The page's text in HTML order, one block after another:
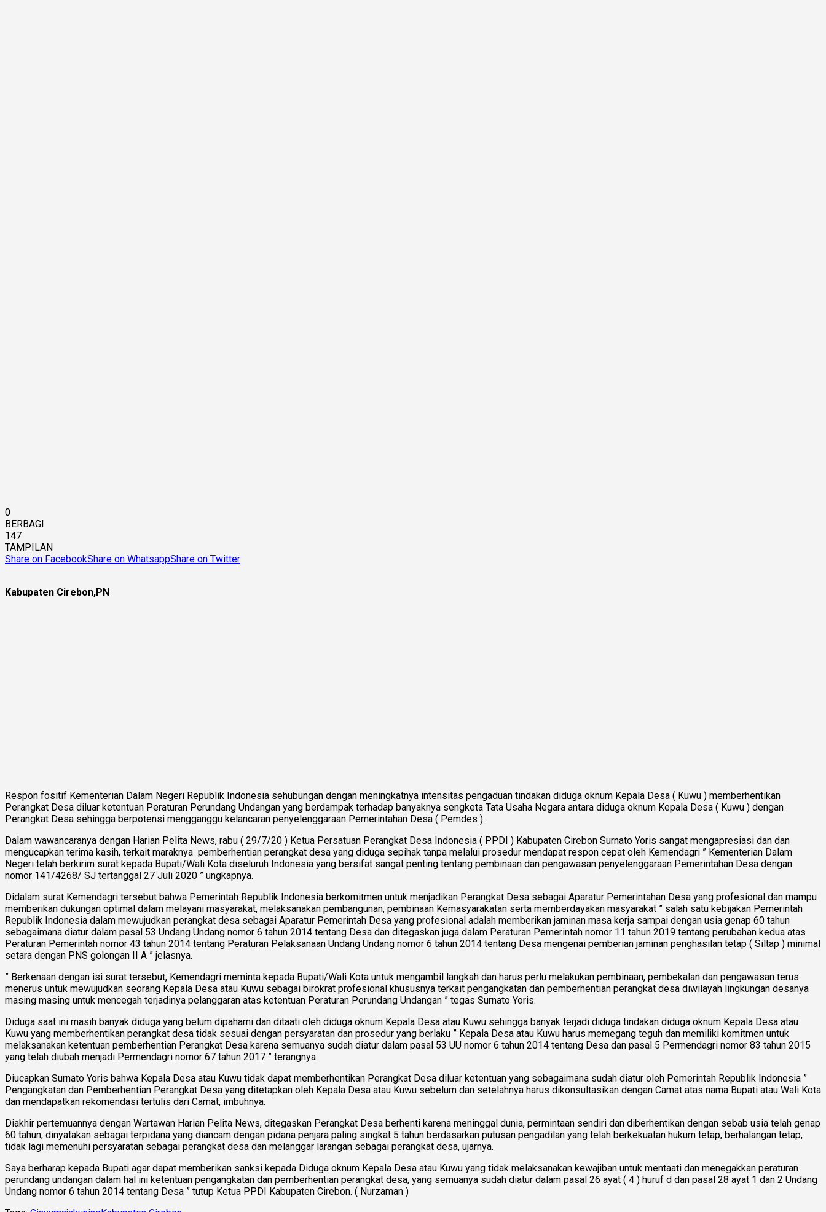
0
BERBAGI
147
TAMPILAN
Share on FacebookShare on WhatsappShare on Twitter
Kabupaten Cirebon,PN
Respon fositif Kementerian Dalam Negeri Republik Indonesia sehubungan dengan meningkatnya intensitas pengaduan tindakan diduga oknum Kepala Desa ( Kuwu ) memberhentikan
Perangkat Desa diluar ketentuan Peraturan Perundang Undangan yang berdampak terhadap banyaknya sengketa Tata Usaha Negara antara diduga oknum Kepala Desa ( Kuwu ) dengan
Perangkat Desa sehingga berpotensi mengganggu kelancaran penyelenggaraan Pemerintahan Desa ( Pemdes ).
Dalam wawancaranya dengan Harian Pelita News, rabu ( 29/7/20 ) Ketua Persatuan Perangkat Desa Indonesia ( PPDI ) Kabupaten Cirebon Surnato Yoris sangat mengapresiasi dan dan
mengucapkan terima kasih, terkait maraknya pemberhentian perangkat desa yang diduga sepihak tanpa melalui prosedur mendapat respon cepat oleh Kemendagri ” Kementerian Dalam
Negeri telah berkirim surat kepada Bupati/Wali Kota diseluruh Indonesia yang bersifat sangat penting tentang pembinaan dan pengawasan penyelenggaraan Pemerintahan Desa dengan
nomor 141/4268/ SJ tertanggal 27 Juli 2020 ” ungkapnya.
Didalam surat Kemendagri tersebut bahwa Pemerintah Republik Indonesia berkomitmen untuk menjadikan Perangkat Desa sebagai Aparatur Pemerintahan Desa yang profesional dan mampu
memberikan dukungan optimal dalam melayani masyarakat, melaksanakan pembangunan, pembinaan Kemasyarakatan serta memberdayakan masyarakat ” salah satu kebijakan Pemerintah
Republik Indonesia dalam mewujudkan perangkat desa sebagai Aparatur Pemerintah Desa yang profesional adalah memberikan jaminan masa kerja sampai dengan usia genap 60 tahun
sebagaimana diatur dalam pasal 53 Undang Undang nomor 6 tahun 2014 tentang Desa dan ditegaskan juga dalam Peraturan Pemerintah nomor 11 tahun 2019 tentang perubahan kedua atas
Peraturan Pemerintah nomor 43 tahun 2014 tentang Peraturan Pelaksanaan Undang Undang nomor 6 tahun 2014 tentang Desa mengenai pemberian jaminan penghasilan tetap ( Siltap ) minimal
setara dengan PNS golongan II A ” jelasnya.
” Berkenaan dengan isi surat tersebut, Kemendagri meminta kepada Bupati/Wali Kota untuk mengambil langkah dan harus perlu melakukan pembinaan, pembekalan dan pengawasan terus
menerus untuk mewujudkan seorang Kepala Desa atau Kuwu sebagai birokrat profesional khususnya terkait pengangkatan dan pemberhentian perangkat desa diwilayah lingkungan desanya
masing masing untuk mencegah terjadinya pelanggaran atas ketentuan Peraturan Perundang Undangan ” tegas Surnato Yoris.
Diduga saat ini masih banyak diduga yang belum dipahami dan ditaati oleh diduga oknum Kepala Desa atau Kuwu sehingga banyak terjadi diduga tindakan diduga oknum Kepala Desa atau
Kuwu yang memberhentikan perangkat desa tidak sesuai dengan persyaratan dan prosedur yang berlaku ” Kepala Desa atau Kuwu harus memegang teguh dan memiliki komitmen untuk
melaksanakan ketentuan pemberhentian Perangkat Desa karena semuanya sudah diatur dalam pasal 53 UU nomor 6 tahun 2014 tentang Desa dan pasal 5 Permendagri nomor 83 tahun 2015
yang telah diubah menjadi Permendagri nomor 67 tahun 2017 ” terangnya.
Diucapkan Surnato Yoris bahwa Kepala Desa atau Kuwu tidak dapat memberhentikan Perangkat Desa diluar ketentuan yang sebagaimana sudah diatur oleh Pemerintah Republik Indonesia ”
Pengangkatan dan Pemberhentian Perangkat Desa yang ditetapkan oleh Kepala Desa atau Kuwu sebelum dan setelahnya harus dikonsultasikan dengan Camat atas nama Bupati atau Wali Kota
dan mendapatkan rekomendasi tertulis dari Camat, imbuhnya.
Diakhir pertemuannya dengan Wartawan Harian Pelita News, ditegaskan Perangkat Desa berhenti karena meninggal dunia, permintaan sendiri dan diberhentikan dengan sebab usia telah genap
60 tahun, dinyatakan sebagai terpidana yang diancam dengan pidana penjara paling singkat 5 tahun berdasarkan putusan pengadilan yang telah berkekuatan hukum tetap, berhalangan tetap,
tidak lagi memenuhi persyaratan sebagai perangkat desa dan melanggar larangan sebagai perangkat desa, ujarnya.
Saya berharap kepada Bupati agar dapat memberikan sanksi kepada Diduga oknum Kepala Desa atau Kuwu yang tidak melaksanakan kewajiban untuk mentaati dan menegakkan peraturan
perundang undangan dalam hal ini ketentuan pengangkatan dan pemberhentian perangkat desa, yang semuanya sudah diatur dalam pasal 26 ayat ( 4 ) huruf d dan pasal 28 ayat 1 dan 2 Undang
Undang nomor 6 tahun 2014 tentang Desa ” tutup Ketua PPDI Kabupaten Cirebon. ( Nurzaman )